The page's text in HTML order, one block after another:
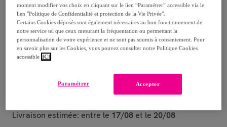
Vendu parMSV Spirella
Livraison estimée: entre le 17/08 et le 20/08
moment modifier vos choix en cliquant sur le lien “Paramétrer” accessible via le
lien "Politique de Confidentialité et protection de la Vie Privée".
Certains Cookies déposés sont également nécessaires au bon fonctionnement de
notre service tel que ceux mesurant la fréquentation ou permettant la
personnalisation de votre expérience et ne sont pas soumis à consentement. Pour
en savoir plus sur les Cookies, vous pouvez consulter notre Politique Cookies
accessible ICI
Accepter
Paramétrer